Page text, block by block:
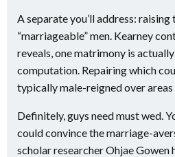
A separate you’ll address: raising
“marriageable” men. Kearney
reveals, one matrimony is
computation. Repairing which
typically male-reigned over
Definitely, guys need must wed.
could convince the marriage-
scholar researcher Ohjae Gowen